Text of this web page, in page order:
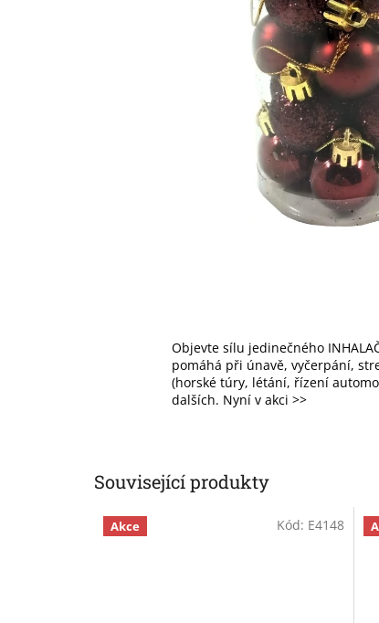
Objevte sílu jedinečného
pomáhá při únavě, vyčerpání,
(horské túry, létání, řízení
dalších. Nyní v akci >>
Související produkty
Akce Kód: E4148